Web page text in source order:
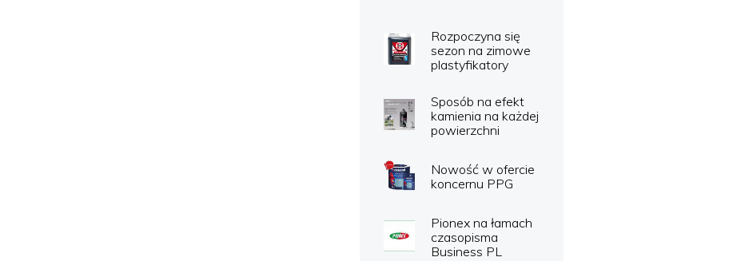
Rozpoczyna się
sezon na zimowe
plastyfikatory
Sposób na efekt
kamienia na każdej
powierzchni
Nowość w ofercie
koncernu PPG
Pionex na łamach
czasopisma
Business PL